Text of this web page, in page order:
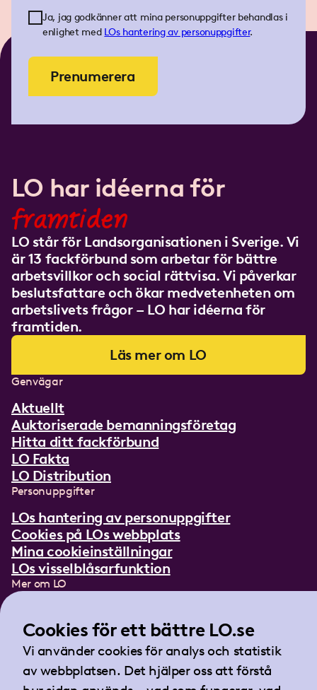
Ja, jag godkänner att mina personuppgifter behandlas i
enlighet med LOs hantering av personuppgifter.
Prenumerera
LO har idéerna för
framtiden
LO står för Landsorganisationen i Sverige. Vi
är 13 fackförbund som arbetar för bättre
arbetsvillkor och social rättvisa. Vi påverkar
beslutsfattare och ökar medvetenheten om
arbetslivets frågor – LO har idéerna för
framtiden.
Läs mer om LO
Genvägar
Aktuellt
Auktoriserade bemanningsföretag
Hitta ditt fackförbund
LO Fakta
LO Distribution
Personuppgifter
LOs hantering av personuppgifter
Cookies på LOs webbplats
Mina cookieinställningar
LOs visselblåsarfunktion
Mer om LO
Lättläst om LO
Teckenspråksfilm
Tidningen Arbetet
Landsorganisationen i Sverige
Cookies för ett bättre LO.se
Vi använder cookies för analys och statistik
av webbplatsen. Det hjälper oss att förstå